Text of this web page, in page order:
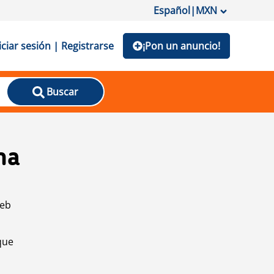
Español|MXN
sesión | Registrarse ¡Pon un anuncio!
Buscar